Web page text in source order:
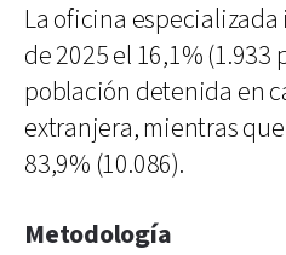
La oficina
de 2025 el 16,1% (1.933
población detenida en
extranjera, mientras
83,9% (10.086).
Metodología